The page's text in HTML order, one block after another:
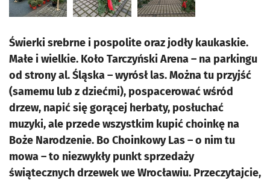
Świerki srebrne i pospolite oraz jodły kaukaskie.
Małe i wielkie. Koło Tarczyński Arena – na parkingu
od strony al. Śląska – wyrósł las. Można tu przyjść
(samemu lub z dziećmi), pospacerować wśród
drzew, napić się gorącej herbaty, posłuchać
muzyki, ale przede wszystkim kupić choinkę na
Boże Narodzenie. Bo Choinkowy Las – o nim tu
mowa – to niezwykły punkt sprzedaży
świątecznych drzewek we Wrocławiu. Przeczytajcie,